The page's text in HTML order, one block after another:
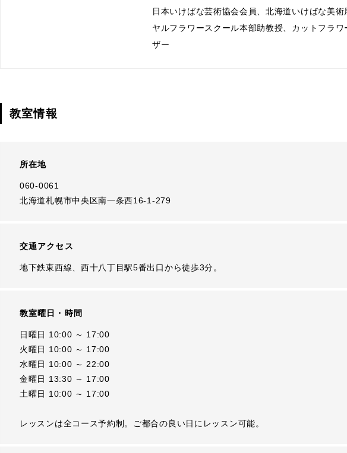
日本いけばな芸術協会会員、北海道いけばな美術
ヤルフラワースクール本部助教授、カットフラワ
ザー
教室情報
所在地
060-0061
北海道札幌市中央区南一条西16-1-279
交通アクセス
地下鉄東西線、西十八丁目駅5番出口から徒歩3分。
教室曜日・時間
日曜日 10:00 ～ 17:00
火曜日 10:00 ～ 17:00
水曜日 10:00 ～ 22:00
金曜日 13:30 ～ 17:00
土曜日 10:00 ～ 17:00
レッスンは全コース予約制。ご都合の良い日にレッスン可能。